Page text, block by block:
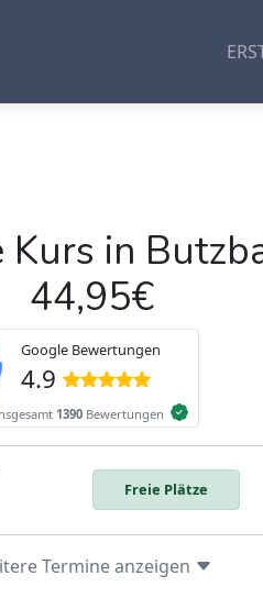
Kurs in
44,95€
4.9
basiert auf insgesamt1390
Freie Plätze
Termine anzeigen